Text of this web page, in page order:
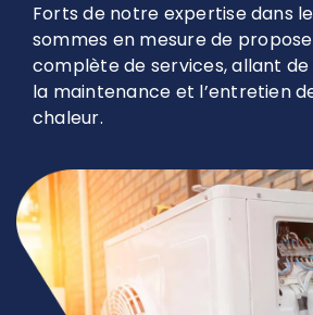
Forts de notre expertise dans
sommes en mesure de
complète de services, allant de
la maintenance et l’entretien
chaleur.